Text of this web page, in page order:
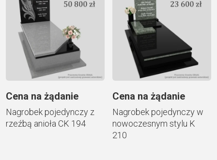
Cena na żądanie
Nagrobek pojedynczy z
rzeźbą anioła CK 194
Cena na żądanie
Nagrobek pojedynczy w
nowoczesnym stylu K
210